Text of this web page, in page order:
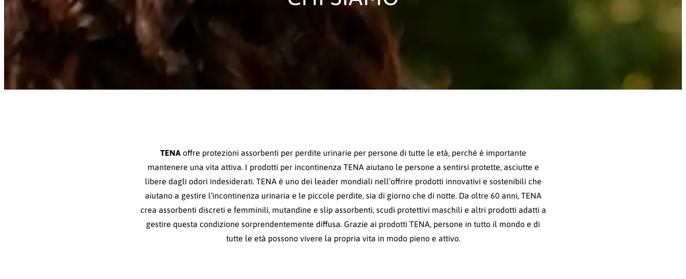
TENAoffre protezioni assorbenti per perdite urinarie per persone di tutte le età, perché è importante
mantenere una vita attiva. I prodotti per incontinenza TENA aiutano le persone a sentirsi protette, asciutte e
libere dagli odori indesiderati. TENA è uno dei leader mondiali nell’offrire prodotti innovativi e sostenibili che
aiutano a gestire l’incontinenza urinaria e le piccole perdite, sia di giorno che di notte. Da oltre 60 anni, TENA
crea assorbenti discreti e femminili, mutandine e slip assorbenti, scudi protettivi maschili e altri prodotti adatti a
gestire questa condizione sorprendentemente diffusa. Grazie ai prodotti TENA, persone in tutto il mondo e di
tutte le età possono vivere la propria vita in modo pieno e attivo.